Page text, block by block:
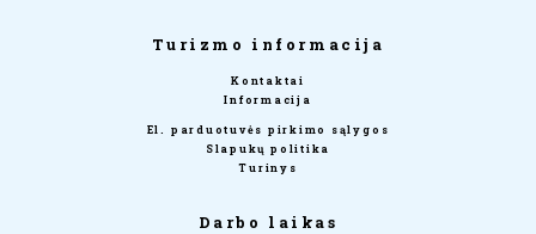
Turizmo informacija
Kontaktai
Informacija
El. parduotuvės pirkimo sąlygos
Slapukų politika
Turinys
Darbo laikas